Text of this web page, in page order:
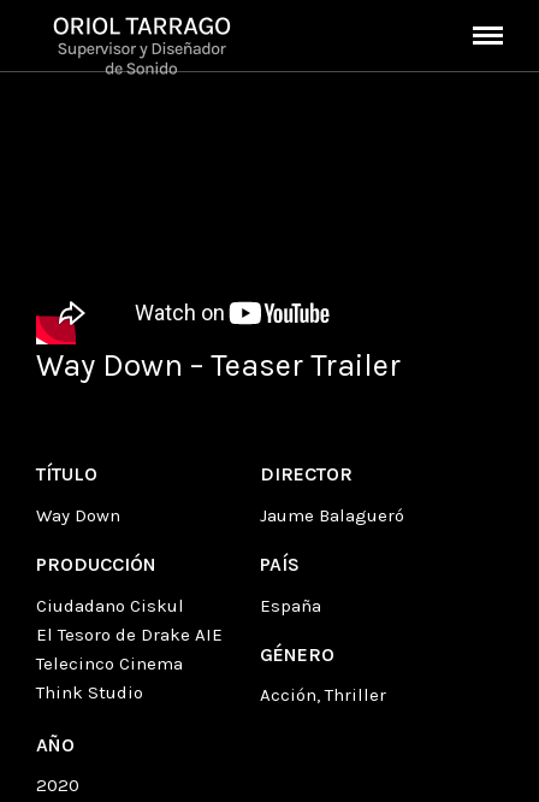
Way Down – Teaser Trailer
TÍTULO
Way Down
DIRECTOR
Jaume Balagueró
PRODUCCIÓN
Ciudadano Ciskul
El Tesoro de Drake AIE
Telecinco Cinema
Think Studio
PAÍS
España
GÉNERO
Acción, Thriller
AÑO
2020